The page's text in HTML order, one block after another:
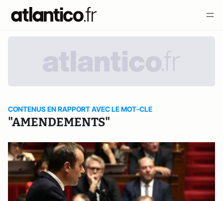
CONTENUS EN RAPPORT AVEC LE MOT-CLE
"AMENDEMENTS"